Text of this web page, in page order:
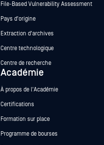
File-Based Vulnerability Assessment
Pays d'origine
Extraction d'archives
Centre technologique
Centre de recherche
Académie
À propos de l'Académie
Certifications
Formation sur place
Programme de bourses